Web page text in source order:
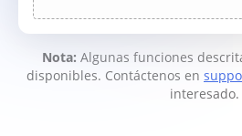
Nota: Algunas funciones
disponibles. Contáctenos en
interesado.